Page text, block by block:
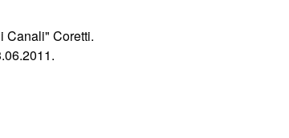
Canali" Coretti.